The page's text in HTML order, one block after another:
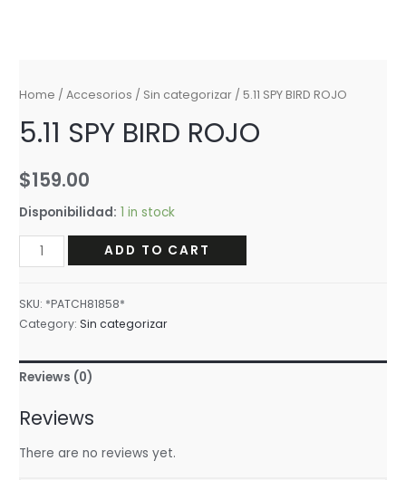
Home /Accesorios / Sin categorizar / 5.11 SPY BIRD ROJO
5.11 SPY BIRD ROJO
$159.00
Disponibilidad: 1 in stock
SPY
ADD TO CART
SKU: *PATCH81858*
Category:Sin categorizar
Reviews (0)
Reviews
There are no reviews yet.